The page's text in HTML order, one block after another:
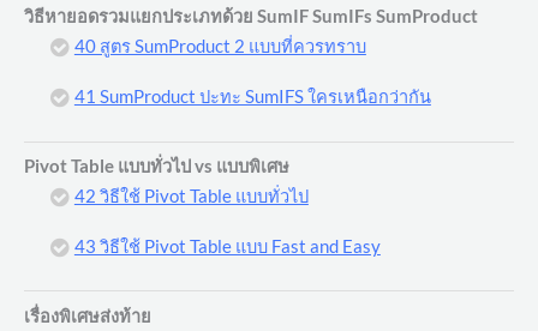
วิธีหายอดรวมแยกประเภทด้วย SumIF SumIFs SumProduct
40 สูตร SumProduct 2 แบบที่ควรทราบ
41 SumProduct ปะทะ SumIFS ใครเหนือกว่ากัน
Pivot Table แบบทั่วไป vs แบบพิเศษ
42 วิธีใช้ Pivot Table แบบทั่วไป
43 วิธีใช้ Pivot Table แบบ Fast and Easy
เรื่องพิเศษส่งท้าย